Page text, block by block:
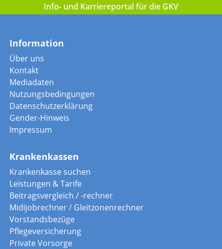
Info- und Karriereportal für die GKV
Information
Über uns
Kontakt
Mediadaten
Nutzungsbedingungen
Datenschutzerklärung
Gender-Hinweis
Impressum
Krankenkassen
Krankenkasse suchen
Leistungen & Tarife
Beitragsvergleich / -rechner
Midijobrechner / Gleitzonenrechner
Vorstandsbezüge
Pflegeversicherung
Private Vorsorge